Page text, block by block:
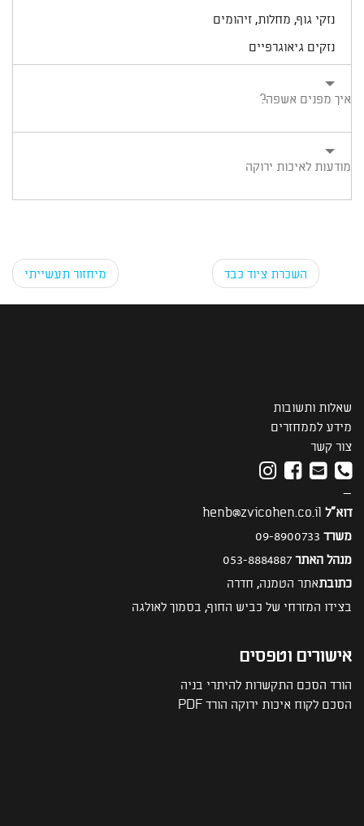
נזקי גוף, מחלות, זיהומים
נזקים גיאוגרפיים
איך מפנים אשפה?
מודעות לאיכות ירוקה
Post navigation
מיחזור תעשייתי השכרת ציוד כבד
שאלות ותשובות
מידע לממחזרים
צור קשר
—
דוא"ל henb@zvicohen.co.il
משרד 09-8900733
מנהל האתר053-8884887
כתובתאתר הטמנה, חדרה
בצידו המזרחי של כביש החוף, בסמוך לאולגה
אישורים וטפסים
הורד הסכם התקשרות להיתרי בניה
הסכם לקוח איכות ירוקה הורד PDF